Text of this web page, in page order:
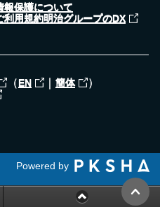
報保護について
利用規約明治グループのDX
（EN ｜ 簡体 ）
Powered by